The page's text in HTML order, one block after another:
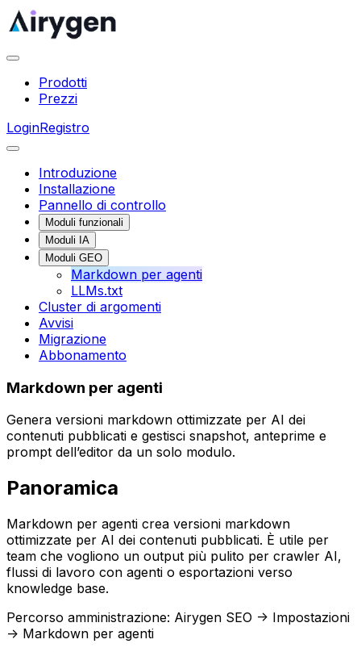
Prodotti
Prezzi
LoginRegistro
Introduzione
Installazione
Pannello di controllo
Moduli funzionali
Moduli IA
Moduli GEO
Markdown per agenti
LLMs.txt
Cluster di argomenti
Avvisi
Migrazione
Abbonamento
Markdown per agenti
Genera versioni markdown ottimizzate per AI dei
contenuti pubblicati e gestisci snapshot, anteprime e
prompt dell’editor da un solo modulo.
Panoramica
Markdown per agenti crea versioni markdown
ottimizzate per AI dei contenuti pubblicati. È utile per
team che vogliono un output più pulito per crawler AI,
flussi di lavoro con agenti o esportazioni verso
knowledge base.
Percorso amministrazione: Airygen SEO -> Impostazioni
-> Markdown per agenti